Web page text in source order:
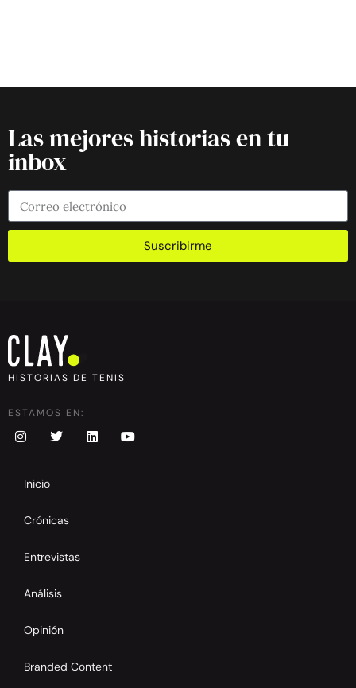
Las mejores historias en tu
inbox
Suscribirme
HISTORIAS DE TENIS
ESTAMOS EN:
Inicio
Crónicas
Entrevistas
Análisis
Opinión
Branded Content